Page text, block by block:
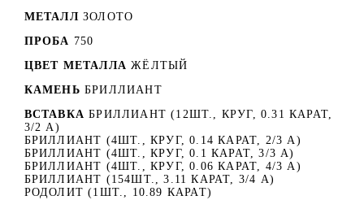
МЕТАЛЛ ЗОЛОТО
ПРОБА 750
ЦВЕТ МЕТАЛЛА ЖЁЛТЫЙ
КАМЕНЬ БРИЛЛИАНТ
ВСТАВКА БРИЛЛИАНТ (12ШТ., КРУГ, 0.31 КАРАТ,
3/2 А)
БРИЛЛИАНТ (4ШТ., КРУГ, 0.14 КАРАТ, 2/3 А)
БРИЛЛИАНТ (4ШТ., КРУГ, 0.1 КАРАТ, 3/3 А)
БРИЛЛИАНТ (4ШТ., КРУГ, 0.06 КАРАТ, 4/3 А)
БРИЛЛИАНТ (154ШТ., 3.11 КАРАТ, 3/4 А)
РОДОЛИТ (1ШТ., 10.89 КАРАТ)